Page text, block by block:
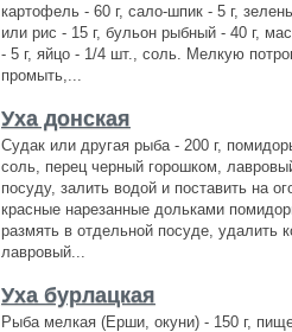
картофель - 60 г, сало-шпик - 5 г,
или рис - 15 г, бульон рыбный - 40 г,
- 5 г, яйцо - 1/4 шт., соль. Мелкую
промыть,...
Уха донская
Судак или другая рыба - 200 г,
соль, перец черный горошком,
посуду, залить водой и поставить на
красные нарезанные дольками
размять в отдельной посуде, удалить
лавровый...
Уха бурлацкая
Рыба мелкая (Ерши, окуни) - 150 г,